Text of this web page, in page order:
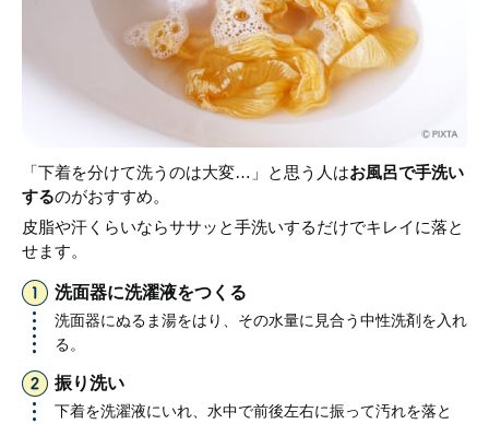
「下着を分けて洗うのは大変…」と思う人はお風呂で手洗い
するのがおすすめ。
皮脂や汗くらいならササッと手洗いするだけでキレイに落と
せます。
洗面器に洗濯液をつくる
洗面器にぬるま湯をはり、その水量に見合う中性洗剤を入れ
る。
振り洗い
下着を洗濯液にいれ、水中で前後左右に振って汚れを落と